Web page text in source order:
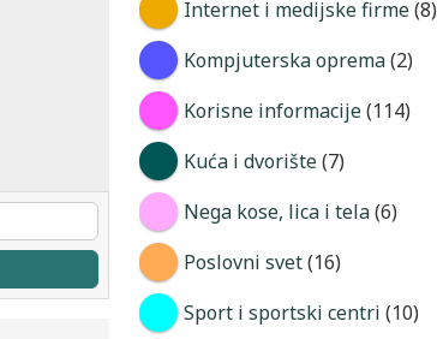
Internet i medijske firme(8)
Kompjuterska oprema(2)
Korisne informacije(114)
Kuća i dvorište(7)
Nega kose, lica i tela(6)
Poslovni svet(16)
Sport i sportski centri (10)